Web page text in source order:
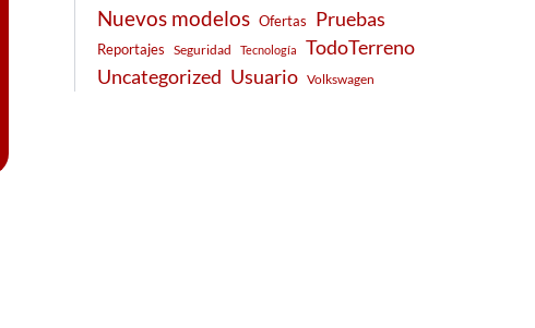
Nuevos modelos Ofertas Pruebas
Reportajes Seguridad Tecnología
TodoTerreno
Uncategorized Usuario Volkswagen